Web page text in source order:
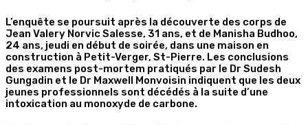
L’enquête se poursuit après la découverte des corps de
Jean Valery Norvic Salesse, 31 ans, et de Manisha Budhoo,
24 ans, jeudi en début de soirée, dans une maison en
construction à Petit-Verger, St-Pierre. Les conclusions
des examens post-mortem pratiqués par le Dr Sudesh
Gungadin et le Dr Maxwell Monvoisin indiquent que les deux
jeunes professionnels sont décédés à la suite d’une
intoxication au monoxyde de carbone.